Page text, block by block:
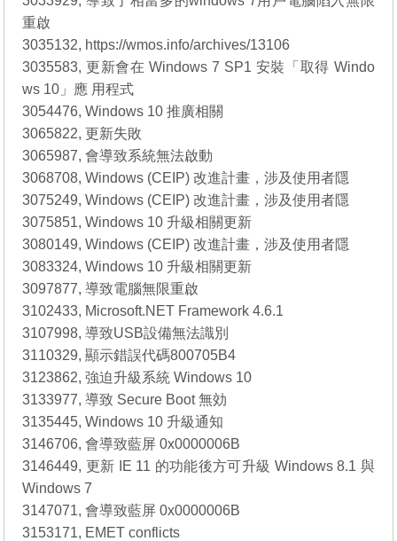
重啟
3035132, https://wmos.info/archives/13106
3035583, 更新會在 Windows 7 SP1 安裝「取得 Windo
ws 10」應 用程式
3054476, Windows 10 推廣相關
3065822, 更新失敗
3065987, 會導致系統無法啟動
3068708, Windows (CEIP) 改進計畫，涉及使用者隱
3075249, Windows (CEIP) 改進計畫，涉及使用者隱
3075851, Windows 10 升級相關更新
3080149, Windows (CEIP) 改進計畫，涉及使用者隱
3083324, Windows 10 升級相關更新
3097877, 導致電腦無限重啟
3102433, Microsoft.NET Framework 4.6.1
3107998, 導致USB設備無法識別
3110329, 顯示錯誤代碼800705B4
3123862, 強迫升級系統 Windows 10
3133977, 導致 Secure Boot 無効
3135445, Windows 10 升級通知
3146706, 會導致藍屏 0x0000006B
3146449, 更新 IE 11 的功能後方可升級 Windows 8.1 與
Windows 7
3147071, 會導致藍屏 0x0000006B
3153171, EMET conflicts